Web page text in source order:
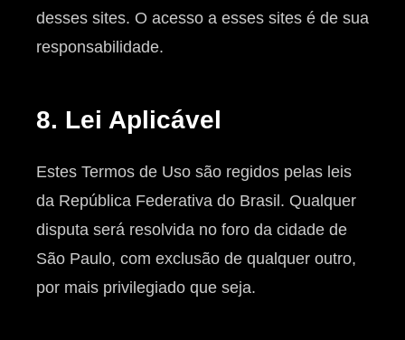
desses sites. O acesso a esses sites é de sua
responsabilidade.
8. Lei Aplicável
Estes Termos de Uso são regidos pelas leis
da República Federativa do Brasil. Qualquer
disputa será resolvida no foro da cidade de
São Paulo, com exclusão de qualquer outro,
por mais privilegiado que seja.